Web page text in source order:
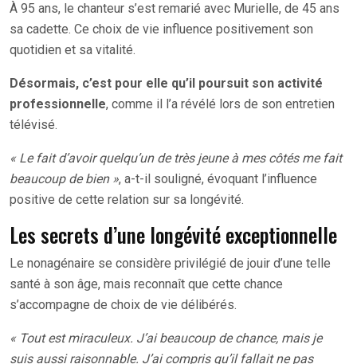
À 95 ans, le chanteur s’est remarié avec Murielle, de 45 ans
sa cadette. Ce choix de vie influence positivement son
quotidien et sa vitalité.
Désormais, c’est pour elle qu’il poursuit son activité
professionnelle, comme il l’a révélé lors de son entretien
télévisé.
« Le fait d’avoir quelqu’un de très jeune à mes côtés me fait
beaucoup de bien », a-t-il souligné, évoquant l’influence
positive de cette relation sur sa longévité.
Les secrets d’une longévité exceptionnelle
Le nonagénaire se considère privilégié de jouir d’une telle
santé à son âge, mais reconnaît que cette chance
s’accompagne de choix de vie délibérés.
« Tout est miraculeux. J’ai beaucoup de chance, mais je
suis aussi raisonnable. J’ai compris qu’il fallait ne pas